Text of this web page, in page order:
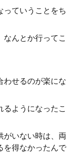
っていうことをち
なんとか行ってこ
わせるのが楽にな
るようになったこ
がいない時は、両
を得なかったんで